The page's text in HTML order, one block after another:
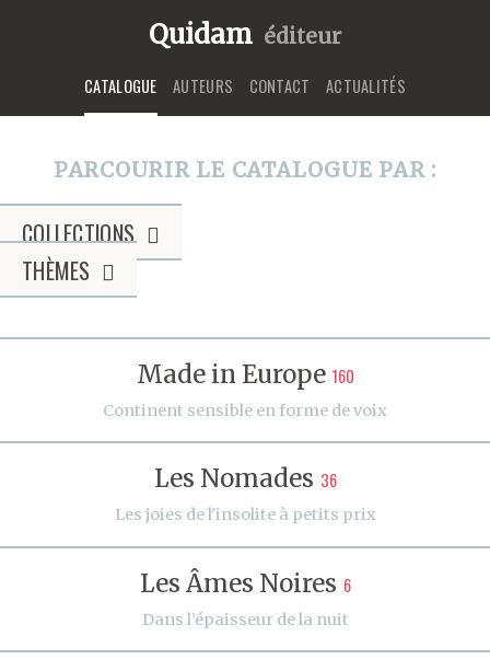
Quidam éditeur
CATALOGUE AUTEURS CONTACT ACTUALITÉS
PARCOURIR LE CATALOGUE PAR :
COLLECTIONS
THÈMES
Made in Europe 160
Continent sensible en forme de voix
Les Nomades 36
Les joies de l'insolite à petits prix
Les Âmes Noires 6
Dans l’épaisseur de la nuit